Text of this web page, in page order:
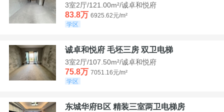
3室2厅/121.00m²/诚卓和悦府
83.8万 6925.62元/m²
学区
诚卓和悦府 毛坯三房 双卫电梯
3室2厅/107.50m²/诚卓和悦府
75.8万 7051.16元/m²
学区
东城华府B区 精装三室两卫电梯房